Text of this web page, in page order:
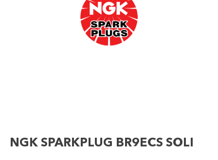
NGK SPARKPLUG BR9ECS SOLI